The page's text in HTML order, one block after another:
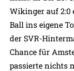
Wikinger auf 2:0
Ball ins eigene
der SVR-
Chance für
passierte nichts